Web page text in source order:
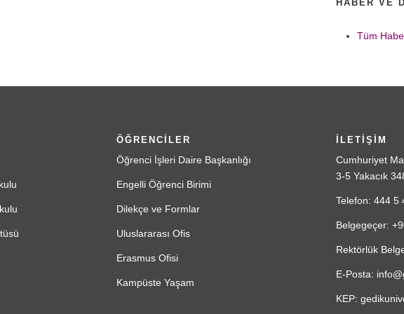
HABER VE
Tüm
ÖĞRENCİLER
Öğrenci İşleri Daire Başkanlığı
Engelli Öğrenci Birimi
Dilekçe ve Formlar
Uluslararası Ofis
Erasmus Ofisi
Kampüste Yaşam
İLETİŞİM
Cumhuriyet
3-5 Yakacık
Telefon: 444 5
Belgegeçer:
Rektörlük
E-Posta:
KEP: